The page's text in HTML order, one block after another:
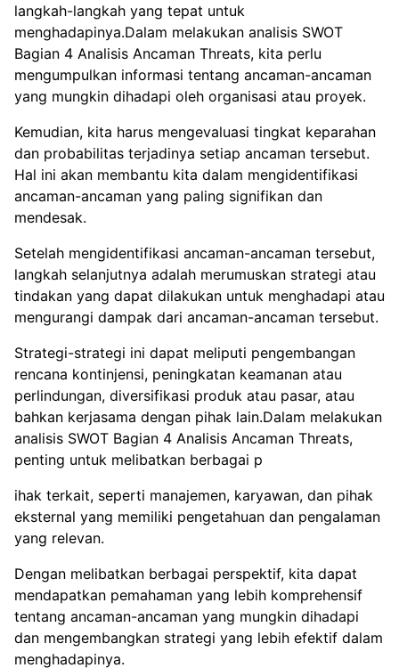
langkah-langkah yang tepat untuk
menghadapinya.Dalam melakukan analisis SWOT
Bagian 4 Analisis Ancaman Threats, kita perlu
mengumpulkan informasi tentang ancaman-ancaman
yang mungkin dihadapi oleh organisasi atau proyek.
Kemudian, kita harus mengevaluasi tingkat keparahan
dan probabilitas terjadinya setiap ancaman tersebut.
Hal ini akan membantu kita dalam mengidentifikasi
ancaman-ancaman yang paling signifikan dan
mendesak.
Setelah mengidentifikasi ancaman-ancaman tersebut,
langkah selanjutnya adalah merumuskan strategi atau
tindakan yang dapat dilakukan untuk menghadapi atau
mengurangi dampak dari ancaman-ancaman tersebut.
Strategi-strategi ini dapat meliputi pengembangan
rencana kontinjensi, peningkatan keamanan atau
perlindungan, diversifikasi produk atau pasar, atau
bahkan kerjasama dengan pihak lain.Dalam melakukan
analisis SWOT Bagian 4 Analisis Ancaman Threats,
penting untuk melibatkan berbagai p
ihak terkait, seperti manajemen, karyawan, dan pihak
eksternal yang memiliki pengetahuan dan pengalaman
yang relevan.
Dengan melibatkan berbagai perspektif, kita dapat
mendapatkan pemahaman yang lebih komprehensif
tentang ancaman-ancaman yang mungkin dihadapi
dan mengembangkan strategi yang lebih efektif dalam
menghadapinya.